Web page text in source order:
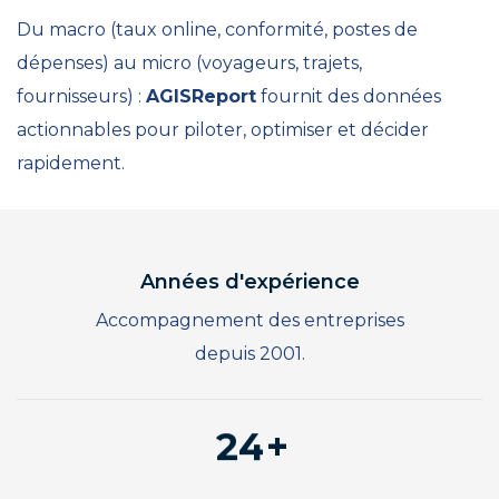
Du macro (taux online, conformité, postes de
dépenses) au micro (voyageurs, trajets,
fournisseurs) : AGISReport fournit des données
actionnables pour piloter, optimiser et décider
rapidement.
Années d'expérience
Accompagnement des entreprises
depuis 2001.
0
2
0
1
2
4
1